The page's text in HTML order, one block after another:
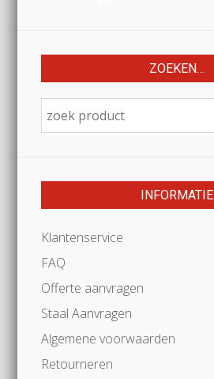
ZOEKEN…
INFORMATIE
Klantenservice
FAQ
Offerte aanvragen
Staal Aanvragen
Algemene voorwaarden
Retourneren